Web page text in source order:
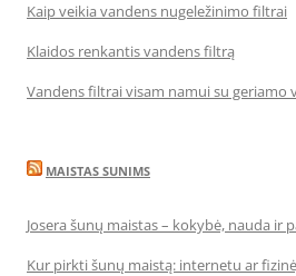
Kaip veikia vandens nugeležinimo filtrai
Klaidos renkantis vandens filtrą
Vandens filtrai visam namui su geriamo
MAISTAS SUNIMS
Josera šunų maistas – kokybė, nauda ir
Kur pirkti šunų maistą: internetu ar